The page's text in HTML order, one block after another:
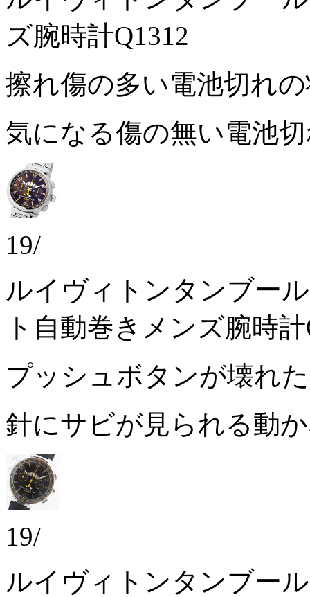
ズ腕時計Q1312
擦れ傷の多い電池切れ
気になる傷の無い電池
19/
ルイヴィトンタンブー
ト自動巻きメンズ腕時計
プッシュボタンが壊れ
針にサビが見られる動
19/
ルイヴィトンタンブー